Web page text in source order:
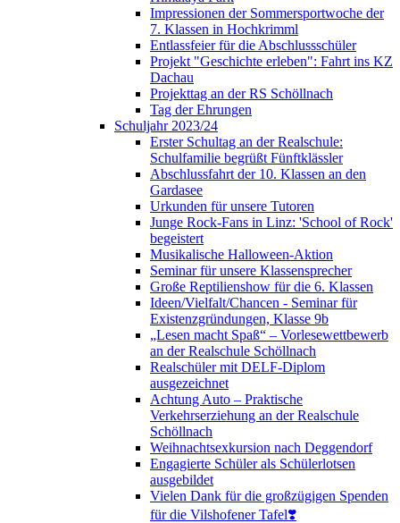
Impressionen der Sommersportwoche der
7. Klassen in Hochkrimml
Entlassfeier für die Abschlussschüler
Projekt "Geschichte erleben": Fahrt ins KZ
Dachau
Projekttag an der RS Schöllnach
Tag der Ehrungen
Schuljahr 2023/24
Erster Schultag an der Realschule:
Schulfamilie begrüßt Fünftklässler
Abschlussfahrt der 10. Klassen an den
Gardasee
Urkunden für unsere Tutoren
Junge Rock-Fans in Linz: 'School of Rock'
begeistert
Musikalische Halloween-Aktion
Seminar für unsere Klassensprecher
Große Reptilienshow für die 6. Klassen
Ideen/Vielfalt/Chancen - Seminar für
Existenzgründungen, Klasse 9b
„Lesen macht Spaß“ – Vorlesewettbewerb
an der Realschule Schöllnach
Realschüler mit DELF-Diplom
ausgezeichnet
Achtung Auto – Praktische
Verkehrserziehung an der Realschule
Schöllnach
Weihnachtsexkursion nach Deggendorf
Engagierte Schüler als Schülerlotsen
ausgebildet
Vielen Dank für die großzügigen Spenden
für die Vilshofener Tafel❣️